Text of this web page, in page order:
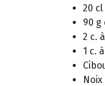
20
90 g
2 c.
1 c.